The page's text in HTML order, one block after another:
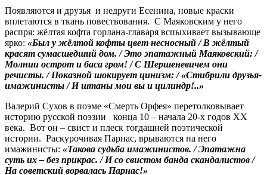
Появляются и друзья и недруги Есенина, новые краски
вплетаются в ткань повествования. С Маяковским у него
распря: жёлтая кофта горлана-главаря вспыхивает вызывающе
ярко: «Был у жёлтой кофты цвет несносный / В жёлтый
красят сумасшедший дом. / Это эпатажный Маяковский: /
Молнии острот и баса гром! / С Шершеневичем они
речисты. / Показной шокирует цинизм: / «Стибрили друзья-
имажинисты / И штаны мои вы и цилиндр!..»
Валерий Сухов в поэме «Смерть Орфея» перетолковывает
историю русской поэзии конца 10 – начала 20-х годов ХХ
века. Вот он – свист и плеск тогдашней поэтической
истории. Раскурочивая Парнас, врываются на него
имажинисты: «Такова судьба имажинистов. / Эпатажна
суть их – без прикрас. / И со свистом банда скандалистов /
На советский ворвалась Парнас!»